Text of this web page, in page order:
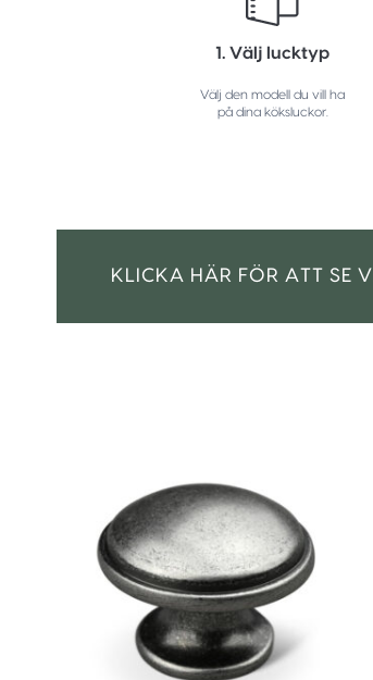
1. Välj lucktyp
Välj den modell du vill ha
på dina köksluckor.
KLICKA HÄR FÖR ATT SE